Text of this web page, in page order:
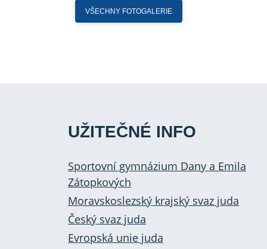
VŠECHNY FOTOGALERIE
UŽITEČNÉ INFO
Sportovní gymnázium Dany a Emila
Zátopkových
Moravskoslezský krajský svaz juda
Český svaz juda
Evropská unie juda